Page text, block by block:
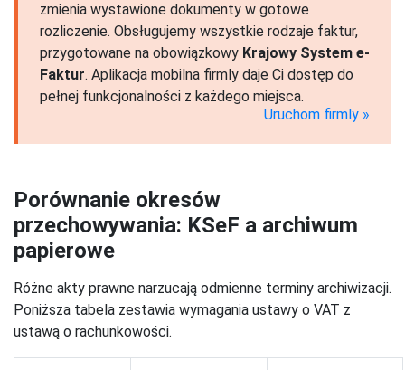
zmienia wystawione dokumenty w gotowe
rozliczenie. Obsługujemy wszystkie rodzaje faktur,
przygotowane na obowiązkowy Krajowy System e-
Faktur. Aplikacja mobilna firmly daje Ci dostęp do
pełnej funkcjonalności z każdego miejsca.
Uruchom firmly
Porównanie okresów
przechowywania: KSeF a archiwum
papierowe
Różne akty prawne narzucają odmienne terminy archiwizacji.
Poniższa tabela zestawia wymagania ustawy o VAT z
ustawą o rachunkowości.